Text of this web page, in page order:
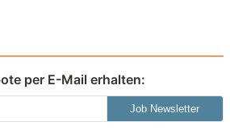
per E-Mail erhalten:
Job Newsletter